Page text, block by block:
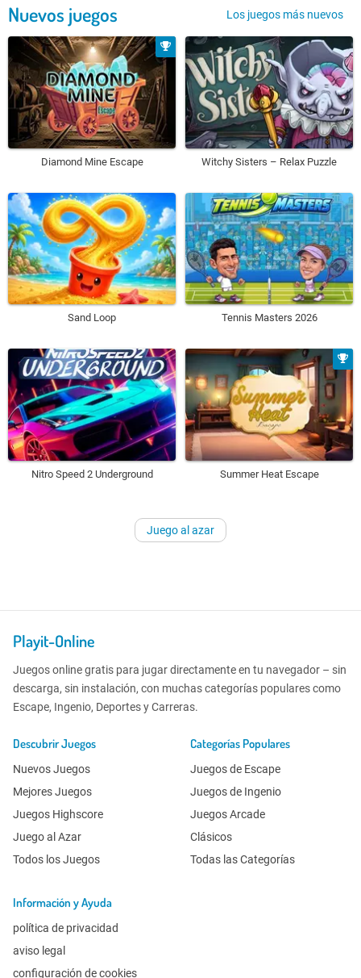
Nuevos juegos Los juegos más nuevos
Diamond Mine Escape Witchy Sisters – Relax Puzzle
Sand Loop Tennis Masters 2026
Nitro Speed 2 Underground Summer Heat Escape
Juego al azar
Playit-Online
Juegos online gratis para jugar directamente en tu navegador – sin
descarga, sin instalación, con muchas categorías populares como
Escape, Ingenio, Deportes y Carreras.
Descubrir Juegos
Nuevos Juegos
Mejores Juegos
Juegos Highscore
Juego al Azar
Todos los Juegos
Categorías Populares
Juegos de Escape
Juegos de Ingenio
Juegos Arcade
Clásicos
Todas las Categorías
Información y Ayuda
política de privacidad
aviso legal
configuración de cookies